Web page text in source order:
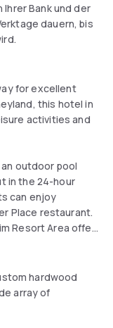
Bank und der
dauern, bis
for excellent
this hotel in
activities and
outdoor pool
in the 24-hour
can enjoy
Place restaurant.
Resort Area offer
Guests can use
hardwood
array of